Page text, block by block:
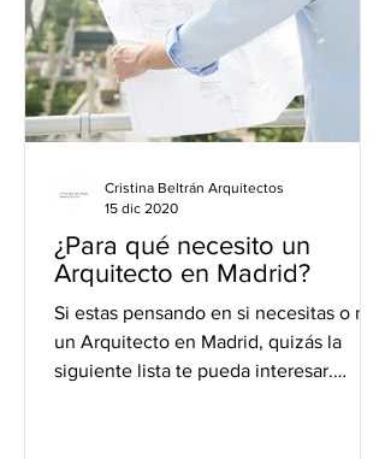
¿Para qué necesito un
Arquitecto en Madrid?
Si estas pensando en si necesitas o no
un Arquitecto en Madrid, quizás la
siguiente lista te pueda interesar.
Cristina Beltrán Arquitectos
15 dic 2020